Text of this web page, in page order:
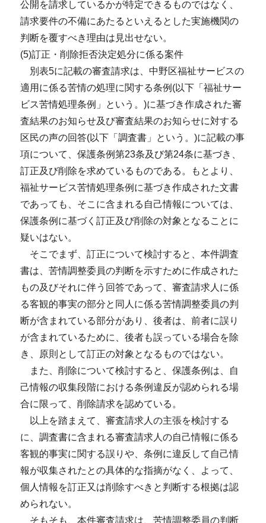
公開を請求しているかが特定できるものではなく、
請求要件の不備にあたるといえるとした実施機関の
判断を覆すべき理由は見出せない。
(5)訂正・削除拒否決定処分に係る案件
別表5に記載の審査請求は、中野区福祉サービスの
適用に係る苦情の処理に関する条例(以下「福祉サー
ビス苦情処理条例」という。)に基づき作成された審
査結果のお知らせ及び審査結果のお知らせに対する
区民の声の回答(以下「調査書」という。)に記載の事
項について、保護条例第23条及び第24条に基づき、
訂正及び削除を求めているものである。もとより、
福祉サービス苦情処理条例に基づき作成された文書
であっても、そこに含まれる自己情報については、
保護条例に基づく訂正及び削除の対象となることに
疑いはない。
そこでまず、訂正について検討すると、本件調査
書は、苦情調整委員の判断を示すために作成された
もの及びそれに伴う回答であって、審査請求人に係
る客観的事実の部分と同人に係る苦情調整委員の判
断が含まれている部分があり、後者は、前者に誤り
が含まれているために、後者も誤っている場合を除
き、原則として訂正の対象となるものではない。
また、削除について検討すると、保護条例は、自
己情報の収集段階における条例違反が認められる場
合に限って、削除請求を認めている。
以上を踏まえて、審査請求人の主張を検討する
に、調査書に含まれる審査請求人の自己情報に係る
客観的事実に関する誤りや、条例に違反して自己情
報が収集されたとの具体的な指摘がなく、よって、
個人情報を訂正又は削除すべきと判断する根拠は認
められない。
そもそも、本件審査請求は、苦情調整委員の判断